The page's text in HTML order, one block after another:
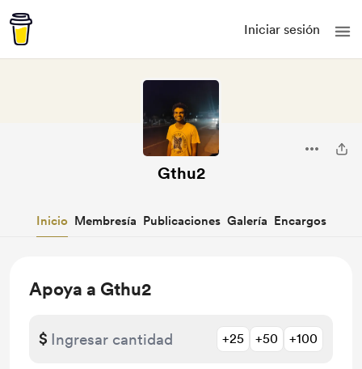
Iniciar sesión
Gthu2
Inicio Membresía Publicaciones Galería Encargos
Apoya a Gthu2
$ +25 +50 +100